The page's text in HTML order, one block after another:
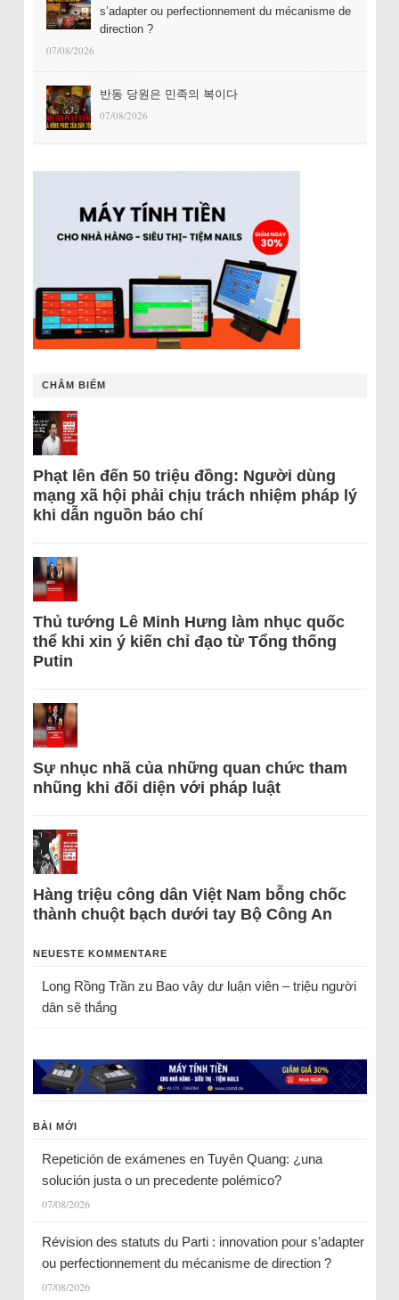
s’adapter ou perfectionnement du mécanisme de
direction ?
07/08/2026
반동 당원은 민족의 복이다
07/08/2026
CHÂM BIẾM
Phạt lên đến 50 triệu đồng: Người dùng
mạng xã hội phải chịu trách nhiệm pháp lý
khi dẫn nguồn báo chí
Thủ tướng Lê Minh Hưng làm nhục quốc
thể khi xin ý kiến chỉ đạo từ Tổng thống
Putin
Sự nhục nhã của những quan chức tham
nhũng khi đối diện với pháp luật
Hàng triệu công dân Việt Nam bỗng chốc
thành chuột bạch dưới tay Bộ Công An
NEUESTE KOMMENTARE
Long Rồng Trầnzu Bao vây dư luận viên – triệu người
dân sẽ thắng
BÀI MỚI
Repetición de exámenes en Tuyên Quang: ¿una
solución justa o un precedente polémico?
07/08/2026
Révision des statuts du Parti : innovation pour s’adapter
ou perfectionnement du mécanisme de direction ?
07/08/2026